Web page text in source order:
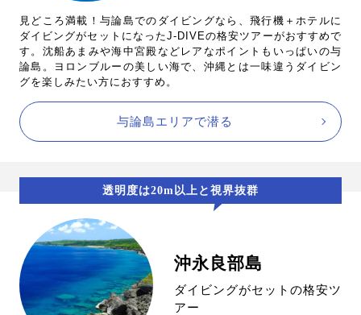
見どころ満載！与論島でのダイビングなら、飛行機＋ホテルに
ダイビングがセットになったJ-DIVEの格安ツアーがおすすめで
す。沈船あまみや海中宮殿などレアなポイントもいっぱいの与
論島。ヨロンブルーの美しい海で、沖縄とは一味違うダイビン
グを楽しみたい方におすすめ。
与論島エリアで潜る
透明度は20m以上と視界抜群
沖永良部島
ダイビングがセットの格安ツ
アー